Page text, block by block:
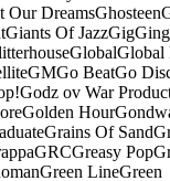
Our DreamsGhosteen
Giants Of JazzGig
GlobalGlobal
GMGo BeatGo
Godz ov War
Golden Hour
Grains Of Sand
GRCGreasy Pop
Green LineGreen